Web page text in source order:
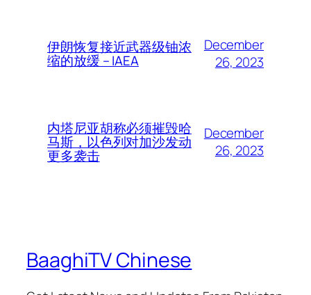
伊朗恢复接近武器级铀浓
缩的放缓 – IAEA
December
26, 2023
内塔尼亚胡称必须摧毁哈
马斯，以色列对加沙发动
更多袭击
December
26, 2023
BaaghiTV Chinese